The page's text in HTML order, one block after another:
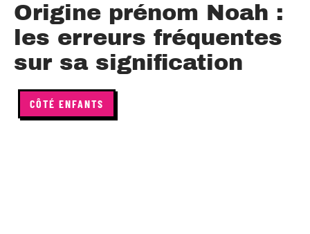
Origine prénom Noah :
les erreurs fréquentes
sur sa signification
CÔTÉ ENFANTS